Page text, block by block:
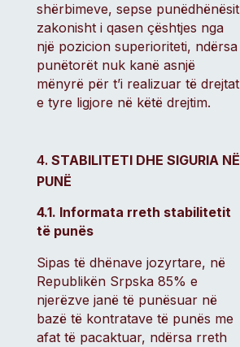
shërbimeve, sepse punëdhënësit
zakonisht i qasen çështjes nga
një pozicion superioriteti, ndërsa
punëtorët nuk kanë asnjë
mënyrë për t’i realizuar të drejtat
e tyre ligjore në këtë drejtim.
STABILITETI DHE SIGURIA NË
PUNË
4.1. Informata rreth stabilitetit
të punës
Sipas të dhënave jozyrtare, në
Republikën Srpska 85% e
njerëzve janë të punësuar në
bazë të kontratave të punës me
afat të pacaktuar, ndërsa rreth